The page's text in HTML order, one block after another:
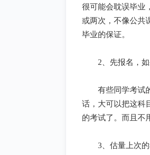
很可能会耽误毕业
或两次，不像公共
毕业的保证。
2、先报名，
有些同学考试
话，大可以把这科
的考试了。而且不
3、估量上次